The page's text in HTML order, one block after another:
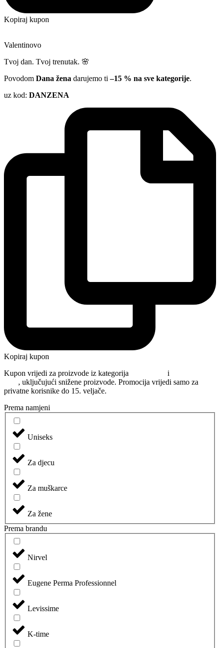
Kopiraj kupon
Valentinovo
Tvoj dan. Tvoj trenutak. 🌸
Povodom Dana žena darujemo ti–15 % na sve kategorije.
uz kod: DANZENA
Kopiraj kupon
Kupon vrijedi za proizvode iz kategorija
i
, uključujući snižene proizvode. Promocija vrijedi samo za
privatne korisnike do 15. veljače.
Prema namjeni
Uniseks
Za djecu
Za muškarce
Za žene
Prema brandu
Nirvel
Eugene Perma Professionnel
Levissime
K-time